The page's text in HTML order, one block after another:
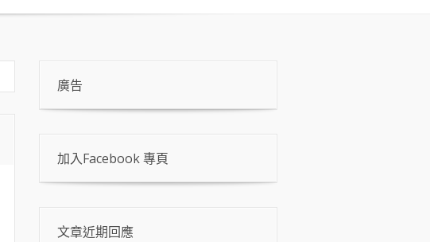
廣告
加入Facebook 專頁
文章近期回應